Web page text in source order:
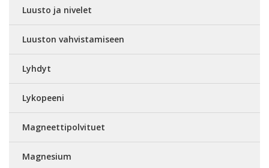
Luusto ja nivelet
Luuston vahvistamiseen
Lyhdyt
Lykopeeni
Magneettipolvituet
Magnesium